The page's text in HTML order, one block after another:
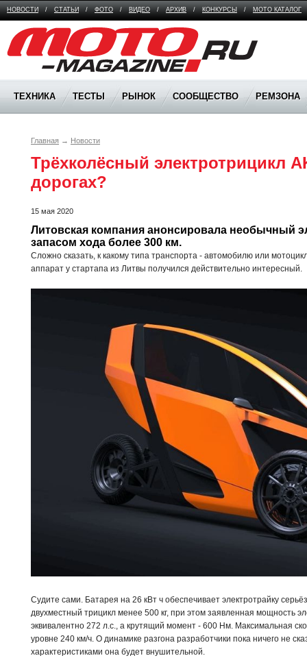
НОВОСТИ / СТАТЬИ / ФОТО / ВИДЕО / АРХИВ / КОНКУРСЫ / МОТО КАТАЛОГ
Moto Magazine
ТЕХНИКА ТЕСТЫ РЫНОК СООБЩЕСТВО РЕМЗОНА
Главная → Новости
Трёхколёсный электротрицикл
дорогах?
15 мая 2020
Литовская компания анонсировала необычный
запасом хода более 300 км.
Сложно сказать, к какому типа транспорта - автомобилю или
аппарат у стартапа из Литвы получился действительно интересный.
Судите сами. Батарея на 26 кВт ч обеспечивает электротрайку
двухместный трицикл менее 500 кг, при этом заявленная мощность
эквивалентно 272 л.с., а крутящий момент - 600 Нм. Максимальная
уровне 240 км/ч. О динамике разгона разработчики пока ничего не
характеристиками она будет внушительной.